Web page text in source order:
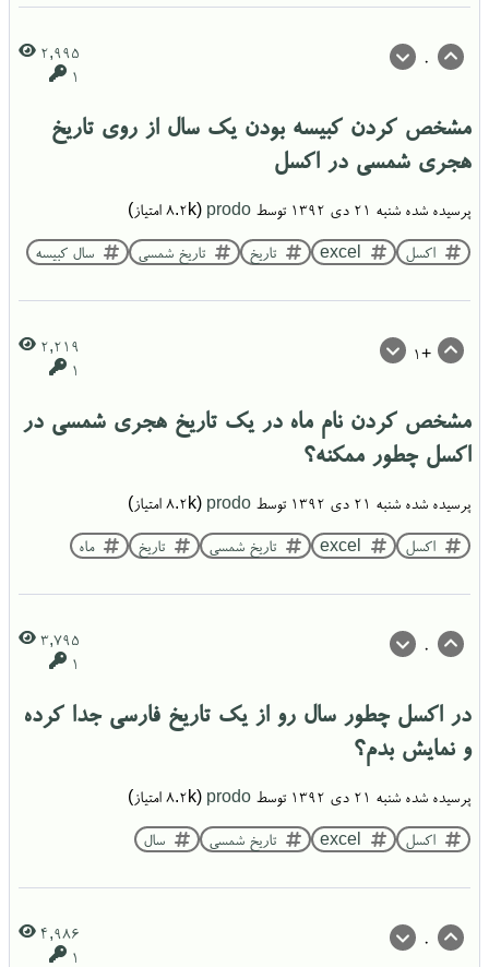
0
2,995
1
مشخص کردن کبیسه بودن یک سال از روی تاریخ
هجری شمسی در اکسل
پرسیده شده شنبه ۲۱ دی ۱۳۹۲ توسط prodo
(
8.2k امتیاز)
اکسل excel تاریخ تاریخ شمسی سال کبیسه
+1
2,219
1
مشخص کردن نام ماه در یک تاریخ هجری شمسی در
اکسل چطور ممکنه؟
پرسیده شده شنبه ۲۱ دی ۱۳۹۲ توسط prodo
(
8.2k امتیاز)
اکسل excel تاریخ شمسی تاریخ ماه
0
3,795
1
در اکسل چطور سال رو از یک تاریخ فارسی جدا کرده
و نمایش بدم؟
پرسیده شده شنبه ۲۱ دی ۱۳۹۲ توسط prodo
(
8.2k امتیاز)
اکسل excel تاریخ شمسی سال
0
4,986
1